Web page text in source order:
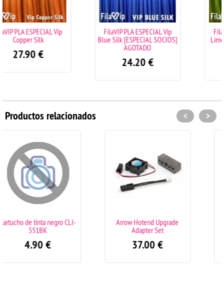
FilaVIP PLA ESPECIAL Vip
Blue Silk [ESPECIAL SOCIOS]
FilaVIP PLA ESPECIAL Vip
Lime Green Silk [ESPECIAL
SOCIOS] AGOTADO
Productos relacionados
Arrow Hotend Upgrade
Adapter Set
Pack 4 tambores DR241
< >